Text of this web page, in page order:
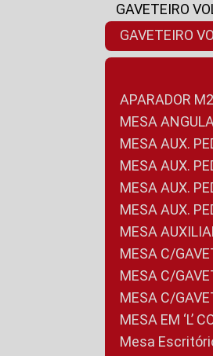
GAVETEIRO
GAVETEIRO
APARADOR
MESA
MESA AUX.
MESA AUX.
MESA AUX.
MESA AUX.
MESA
MESA C/
MESA C/
MESA C/
MESA EM
Mesa